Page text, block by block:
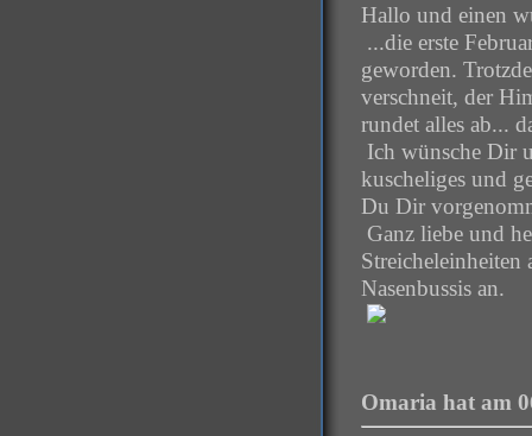
Hallo und einen
...die erste
geworden.
verschneit, der
rundet alles ab...
Ich wünsche Dir
kuscheliges und
Du Dir
Ganz liebe und
Nasenbussis an.
Omaria hat am